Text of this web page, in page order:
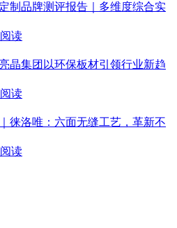
制品牌测评报告｜多维度综合实
读
晶集团以环保板材引领行业新趋
读
徕洛唯：六面无缝工艺，革新不
读